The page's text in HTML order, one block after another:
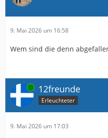
9. Mai 2026 um 16:58
Wem sind die denn
Online 12freunde
Erleuchteter
9. Mai 2026 um 17:03